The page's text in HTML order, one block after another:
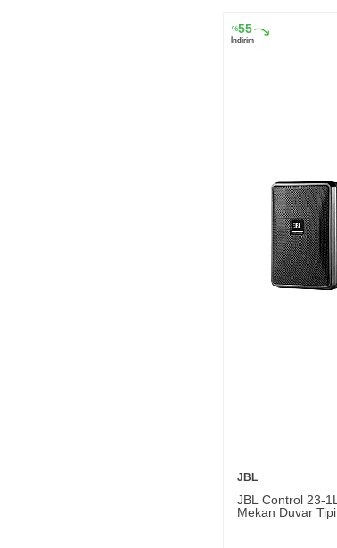
%55
İndirim
JBL
JBL Control 23-
Mekan Duvar